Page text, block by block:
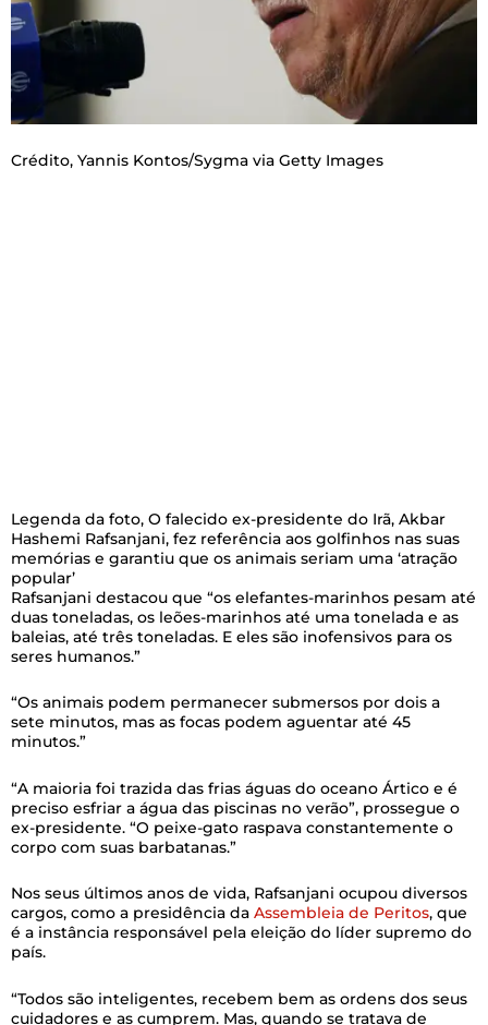
Crédito, Yannis Kontos/Sygma via Getty Images
Legenda da foto, O falecido ex-presidente do Irã, Akbar
Hashemi Rafsanjani, fez referência aos golfinhos nas suas
memórias e garantiu que os animais seriam uma ‘atração
popular’
Rafsanjani destacou que “os elefantes-marinhos pesam até
duas toneladas, os leões-marinhos até uma tonelada e as
baleias, até três toneladas. E eles são inofensivos para os
seres humanos.”
“Os animais podem permanecer submersos por dois a
sete minutos, mas as focas podem aguentar até 45
minutos.”
“A maioria foi trazida das frias águas do oceano Ártico e é
preciso esfriar a água das piscinas no verão”, prossegue o
ex-presidente. “O peixe-gato raspava constantemente o
corpo com suas barbatanas.”
Nos seus últimos anos de vida, Rafsanjani ocupou diversos
cargos, como a presidência da Assembleia de Peritos, que
é a instância responsável pela eleição do líder supremo do
país.
“Todos são inteligentes, recebem bem as ordens dos seus
cuidadores e as cumprem. Mas, quando se tratava de